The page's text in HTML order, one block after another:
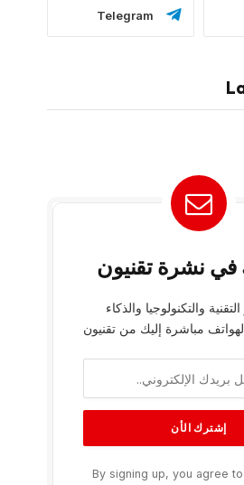
Telegram
نشرة تقنيون
والتكنولوجيا والذكاء
مباشرة إليك من تقنيون
By signing up, you agree